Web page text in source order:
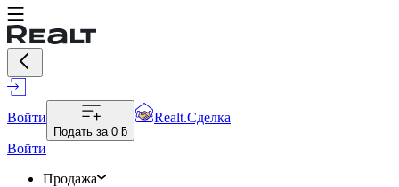
Войти
Подать за 0 ƃ
Realt.Сделка
Войти
Продажа